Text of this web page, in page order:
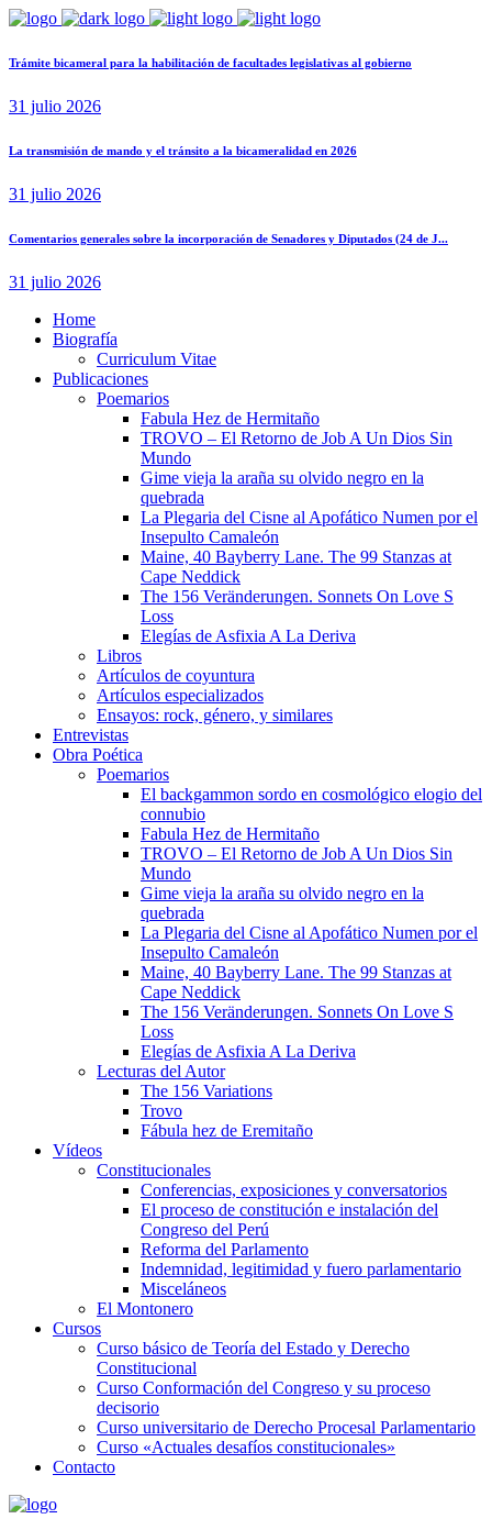
Trámite bicameral para la habilitación de facultades legislativas al gobierno
31 julio 2026
La transmisión de mando y el tránsito a la bicameralidad en 2026
31 julio 2026
Comentarios generales sobre la incorporación de Senadores y Diputados (24 de J...
31 julio 2026
Home
Biografía
Curriculum Vitae​
Publicaciones
Poemarios
Fabula Hez de Hermitaño
TROVO – El Retorno de Job A Un Dios Sin
Mundo
Gime vieja la araña su olvido negro en la
quebrada
La Plegaria del Cisne al Apofático Numen por el
Insepulto Camaleón
Maine, 40 Bayberry Lane. The 99 Stanzas at
Cape Neddick
The 156 Veränderungen. Sonnets On Love S
Loss
Elegías de Asfixia A La Deriva
Libros
Artículos de coyuntura
Artículos especializados
Ensayos: rock, género, y similares
Entrevistas
Obra Poética
Poemarios
El backgammon sordo en cosmológico elogio del
connubio
Fabula Hez de Hermitaño
TROVO – El Retorno de Job A Un Dios Sin
Mundo
Gime vieja la araña su olvido negro en la
quebrada
La Plegaria del Cisne al Apofático Numen por el
Insepulto Camaleón
Maine, 40 Bayberry Lane. The 99 Stanzas at
Cape Neddick
The 156 Veränderungen. Sonnets On Love S
Loss
Elegías de Asfixia A La Deriva
Lecturas del Autor
The 156 Variations
Trovo
Fábula hez de Eremitaño
Vídeos
Constitucionales
Conferencias, exposiciones y conversatorios
El proceso de constitución e instalación del
Congreso del Perú
Reforma del Parlamento
Indemnidad, legitimidad y fuero parlamentario
Misceláneos
El Montonero
Cursos
Curso básico de Teoría del Estado y Derecho
Constitucional
Curso Conformación del Congreso y su proceso
decisorio
Curso universitario de Derecho Procesal Parlamentario
Curso «Actuales desafíos constitucionales»
Contacto